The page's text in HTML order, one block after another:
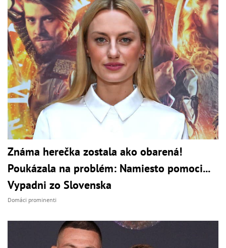
Známa herečka zostala ako obarená!
Poukázala na problém: Namiesto pomoci...
Vypadni zo Slovenska
Domáci prominenti